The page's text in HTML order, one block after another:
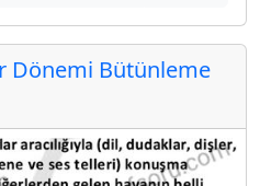
Dönemi Bütünleme